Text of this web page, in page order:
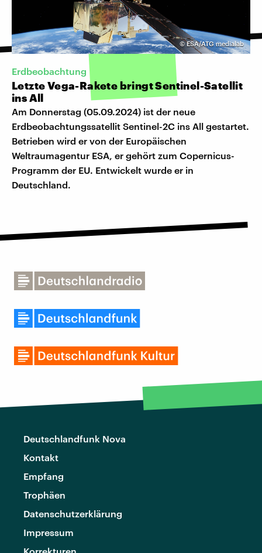
©ESA/ATG medialab
Erdbeobachtung
Letzte Vega-Rakete bringt Sentinel-Satellit
ins All
Am Donnerstag (05.09.2024) ist der neue
Erdbeobachtungssatellit Sentinel-2C ins All gestartet.
Betrieben wird er von der Europäischen
Weltraumagentur ESA, er gehört zum Copernicus-
Programm der EU. Entwickelt wurde er in
Deutschland.
Deutschlandfunk Nova
Kontakt
Empfang
Trophäen
Datenschutzerklärung
Impressum